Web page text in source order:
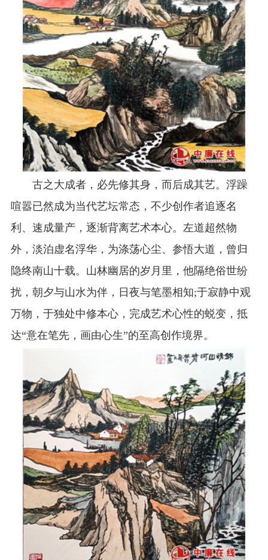
古之大成者，必先修其身，而后成其艺。浮躁
喧嚣已然成为当代艺坛常态，不少创作者追逐名
利、速成量产，逐渐背离艺术本心。左道超然物
外，淡泊虚名浮华，为涤荡心尘、参悟大道，曾归
隐终南山十载。山林幽居的岁月里，他隔绝俗世纷
扰，朝夕与山水为伴，日夜与笔墨相知;于寂静中观
万物，于独处中修本心，完成艺术心性的蜕变，抵
达“意在笔先，画由心生”的至高创作境界。